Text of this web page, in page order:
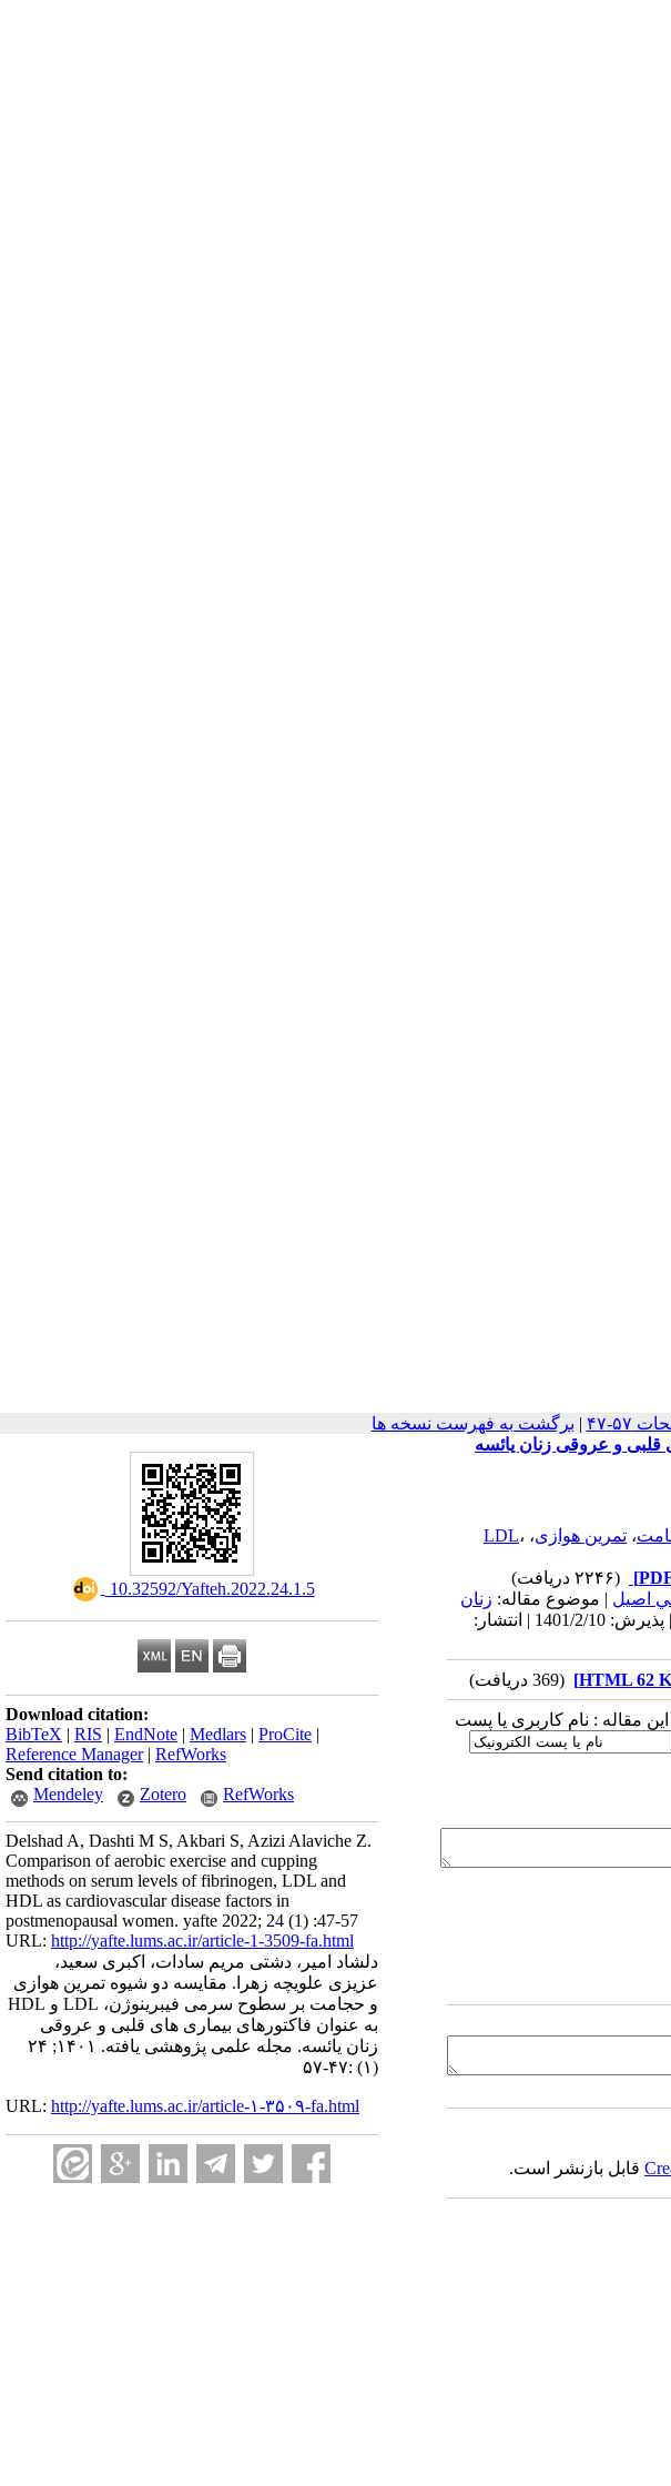
| برگشت به فهرست نسخه ها
‎ 10.32592/Yafteh.2022.24.1.5
Download citation:
BibTeX | RIS | EndNote | Medlars | ProCite |
Reference Manager| RefWorks
Send citation to:
Mendeley
Zotero RefWorks
Delshad A, Dashti M S, Akbari S, Azizi Alaviche Z.
Comparison of aerobic exercise and cupping
methods on serum levels of fibrinogen, LDL and
HDL as cardiovascular disease factors in
postmenopausal women. yafte 2022; 24 (1) :47-57
URL: http://yafte.lums.ac.ir/article-1-3509-fa.html
دلشاد امیر، دشتی مریم سادات، اکبری سعید،
عزیزی علویچه زهرا. مقایسه دو شیوه تمرین هوازی
و حجامت بر سطوح سرمی فیبرینوژن، LDL و HDL
به عنوان فاکتورهای بیماری های قلبی و عروقی
زنان یائسه. مجله علمی پژوهشی یافته. ۱۴۰۱; ۲۴
(۱) :۴۷-۵۷
URL: http://yafte.lums.ac.ir/article-۱-۳۵۰۹-fa.html
، تمرین هوازی، LDL،
(۲۲۴۶ دریافت)
اصیل | موضوع مقاله: زنان
دریافت: 1401/1/29 | پذیرش: 1401/2/10 | انتشار:
(369 دریافت)
مقاله : نام کاربری یا پست
قابل بازنشر است.